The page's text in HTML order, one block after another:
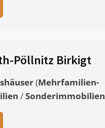
Pöllnitz Birkigt
(Mehrfamilien-
/Sonderimmobilien